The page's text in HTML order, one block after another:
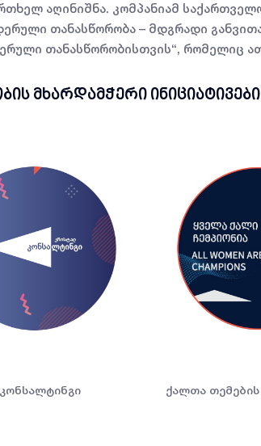
აღინიშნა. კომპანიამ
თანასწორობა – მდგრადი
თანასწორობისთვის“, რომელიც
მხარდამჭერი
ქალთა